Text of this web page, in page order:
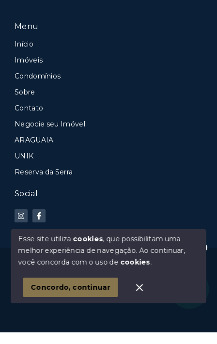
Precisa de ajuda?
Menu
Início
Imóveis
Condomínios
Sobre
Contato
Negocie seu Imóvel
ARAGUAIA
UNIK
Reserva da Serra
Social
© Copyright 2026 - Faria & Araujo - Todos os direitos
SITE PARA IMOBILIARIA
Esse site utiliza cookies, que possibilitam uma
melhor experiência de navegação.Ao continuar,
você concorda com o uso de cookies.
Concordo, continuar